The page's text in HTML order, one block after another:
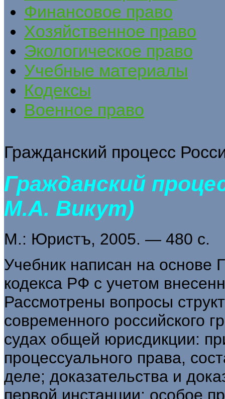
Финансовое право
Хозяйственное право
Экологическое право
Учебные материалы
Кодексы
Военное право
Гражданский процесс
Гражданский
М.А. Викут)
М.: Юристъ, 2005. — 480 с.
Учебник написан на основе
кодекса РФ с учетом
Рассмотрены вопросы
современного российского
судах общей юрисдикции:
процессуального права,
деле; доказательства и
первой инстанции; особое